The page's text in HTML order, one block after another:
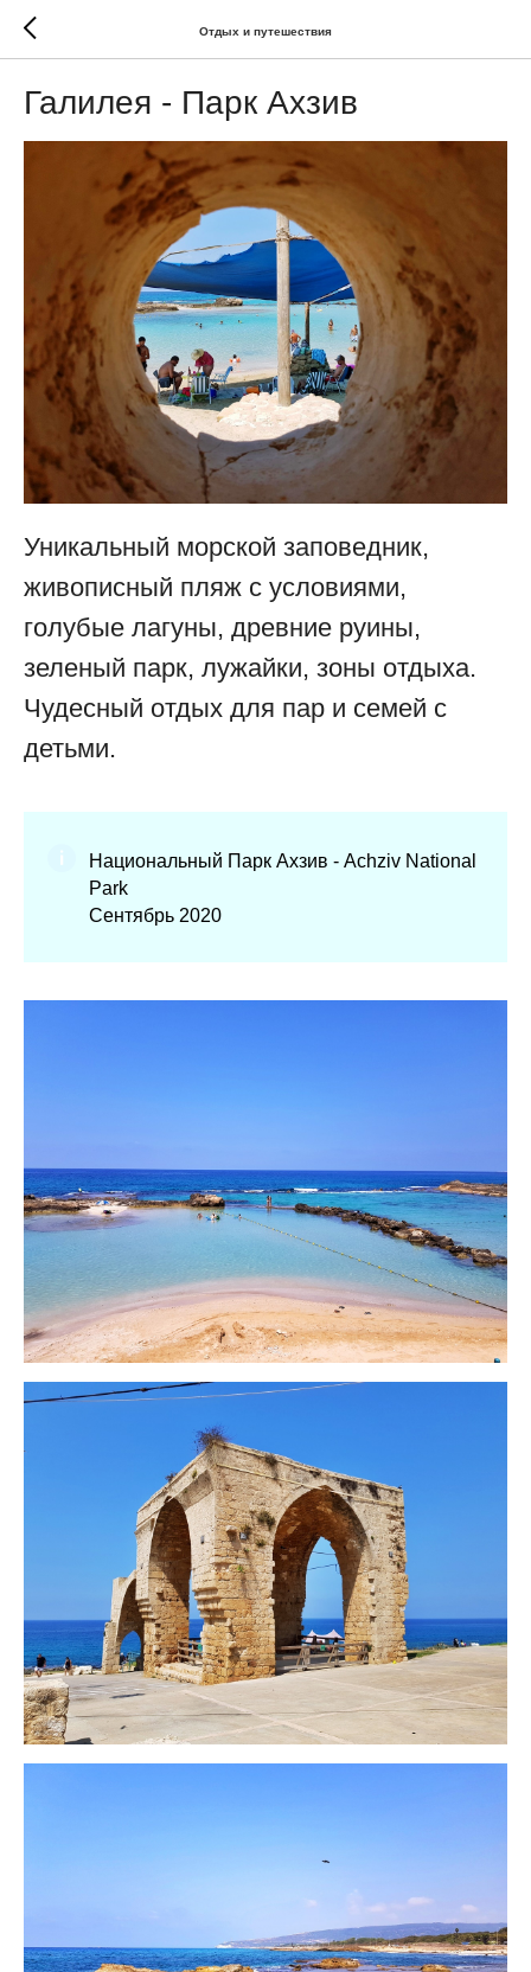
Отдых и путешествия
Галилея - Парк Ахзив
Уникальный морской заповедник,
живописный пляж с условиями,
голубые лагуны, древние руины,
зеленый парк, лужайки, зоны отдыха.
Чудесный отдых для пар и семей с
детьми.
Национальный Парк Ахзив - Achziv National
Park
Сентябрь 2020